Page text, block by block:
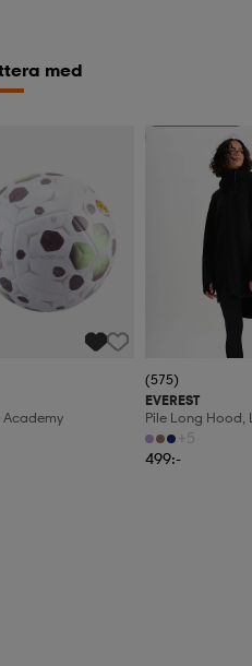
med
Academy
Kampanj -25%
(575)
EVEREST
Pile Long Hood,
Fleecetröja, Dam
+5
499:-